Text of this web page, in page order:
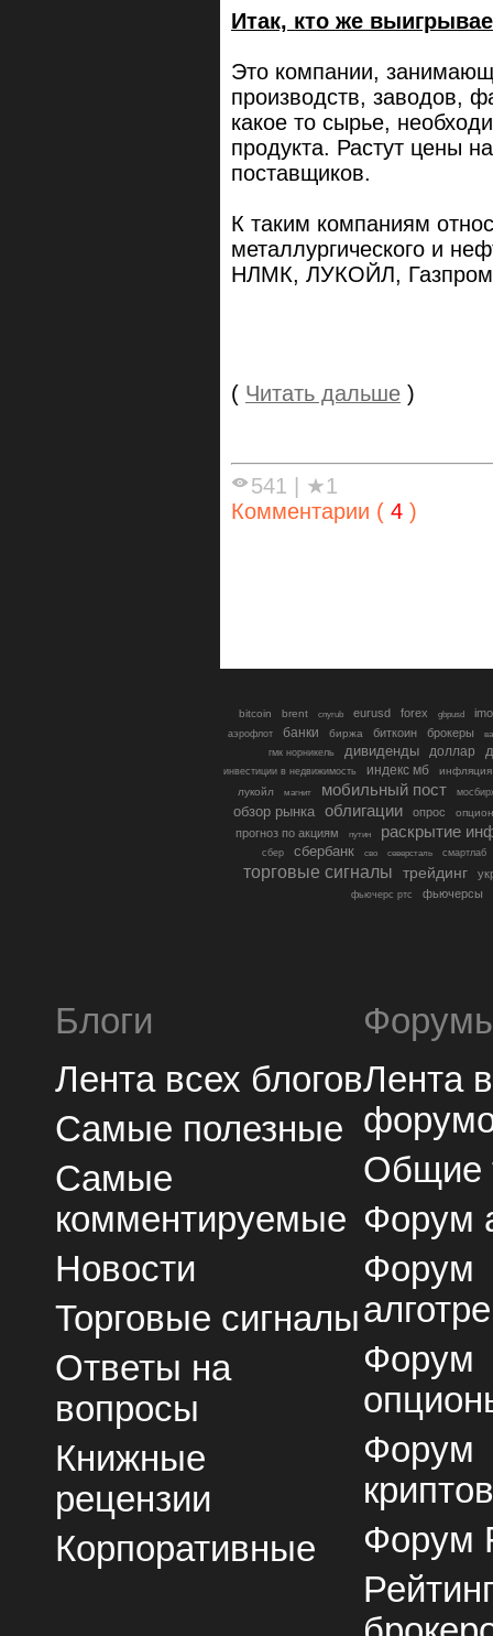
Итак, кто же
Это компании,
производств, заводов,
какое то сырье,
продукта. Растут цены
поставщиков.
К таким компаниям
металлургического и
НЛМК, ЛУКОЙЛ,
( Читать дальше )
541 | ★1
Комментарии ( 4 )
bitcoin brent cnyrub eurusd forex gbpusd
аэрофлот банки биржа биткоин брокеры
гмк норникель
дивиденды доллар
инвестиции в недвижимость индекс мб
инфляция
лукойл
магнит мобильный пост
обзор рынка облигации опрос
прогноз по акциям путин раскрытие
сбер сбербанк сво северсталь смартлаб
торговые сигналы трейдинг
фьючерс ртс фьючерсы
Блоги
Лента всех блогов
Самые полезные
Самые
комментируемые
Новости
Торговые сигналы
Ответы на
вопросы
Книжные
рецензии
Корпоративные
Лента
Общие
Форум
Форум
Форум
Форум
Форум